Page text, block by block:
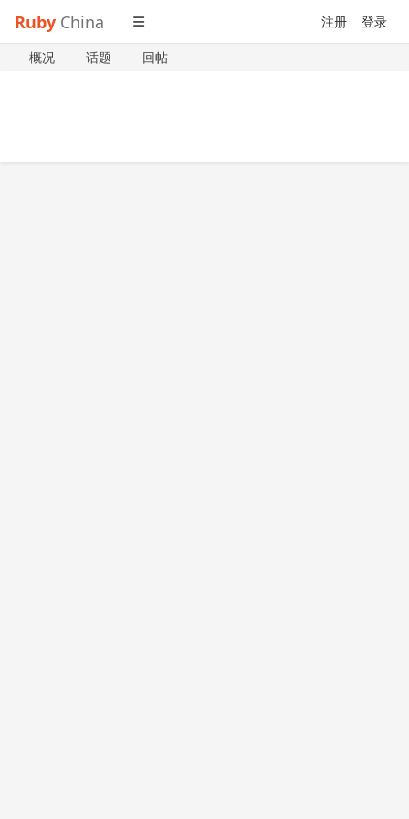
Ruby China 注册 登录
概况 话题 回帖